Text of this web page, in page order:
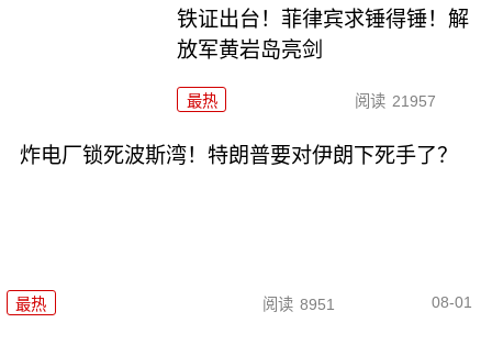
铁证出台！菲律宾求锤得锤！解
放军黄岩岛亮剑
最热 阅读 21957
炸电厂锁死波斯湾！特朗普要对伊朗下死手了？
最热 阅读 8951 08-01